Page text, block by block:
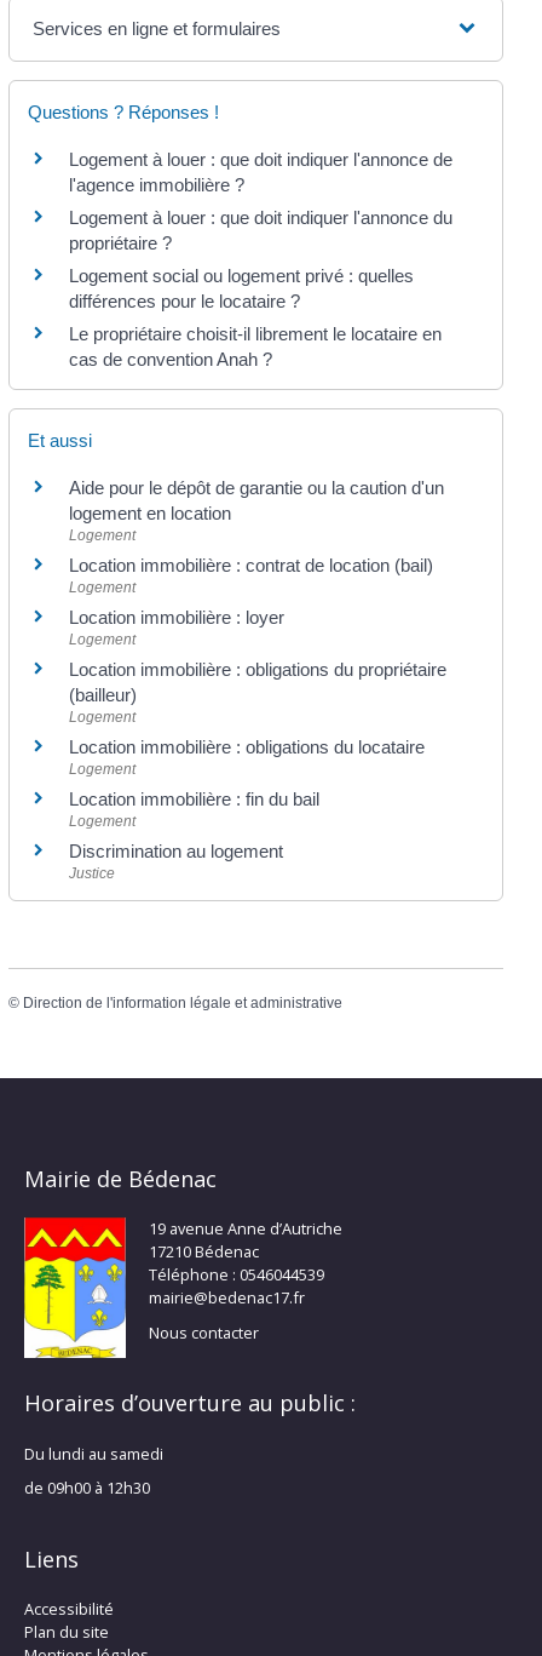
Services en ligne et formulaires
Questions ? Réponses !
Logement à louer : que doit indiquer l'annonce de
l'agence immobilière ?
Logement à louer : que doit indiquer l'annonce du
propriétaire ?
Logement social ou logement privé : quelles
différences pour le locataire ?
Le propriétaire choisit-il librement le locataire en
cas de convention Anah ?
Et aussi
Aide pour le dépôt de garantie ou la caution d'un
logement en location
Logement
Location immobilière : contrat de location (bail)
Logement
Location immobilière : loyer
Logement
Location immobilière : obligations du propriétaire
(bailleur)
Logement
Location immobilière : obligations du locataire
Logement
Location immobilière : fin du bail
Logement
Discrimination au logement
Justice
© Direction de l'information légale et administrative
Mairie de Bédenac
19 avenue Anne d’Autriche
17210 Bédenac
Téléphone : 0546044539
mairie@bedenac17.fr
Nous contacter
Horaires d’ouverture au public :
Du lundi au samedi
de 09h00 à 12h30
Liens
Accessibilité
Plan du site